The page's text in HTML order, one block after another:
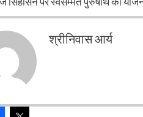
श्रीनिवास आर्य